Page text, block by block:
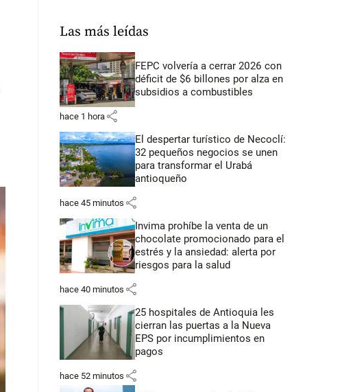
Las más leídas
FEPC volvería a cerrar 2026 con
déficit de $6 billones por alza en
subsidios a combustibles
hace 1 hora share
El despertar turístico de Necoclí:
32 pequeños negocios se unen
para transformar el Urabá
antioqueño
hace 45 minutos share
Invima prohíbe la venta de un
chocolate promocionado para el
estrés y la ansiedad: alerta por
riesgos para la salud
hace 40 minutos share
25 hospitales de Antioquia les
cierran las puertas a la Nueva
EPS por incumplimientos en
pagos
hace 52 minutos share